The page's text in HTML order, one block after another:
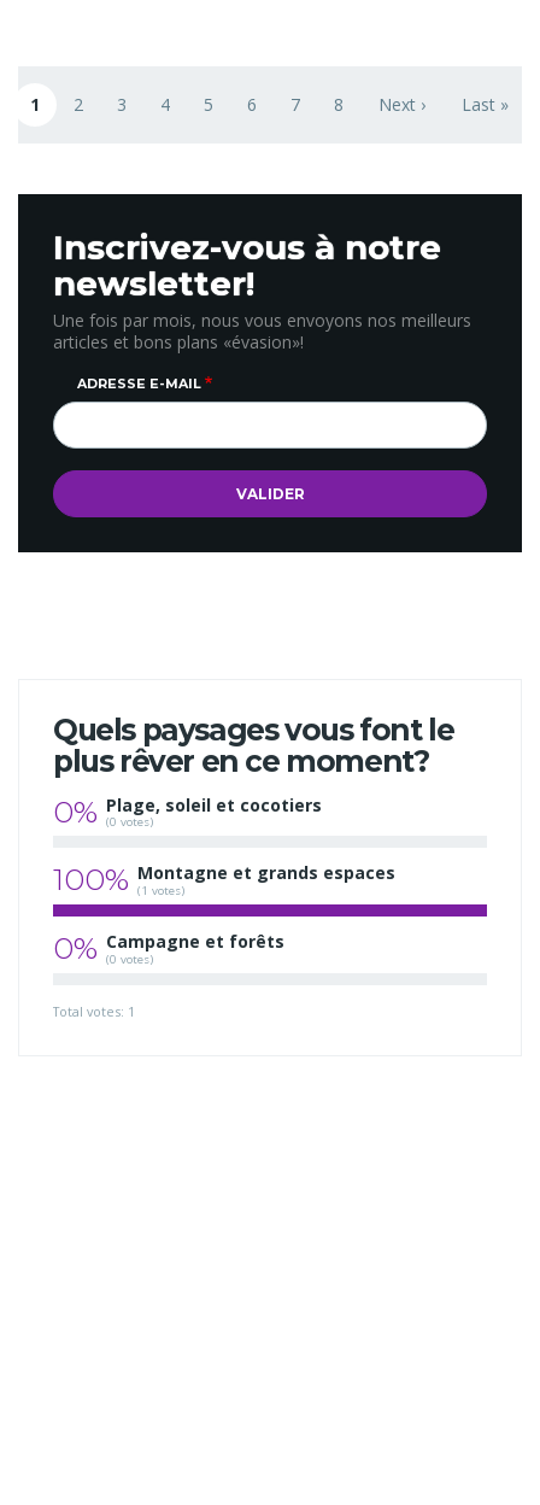
Page courante
1 Page
2 Page
3 Page
4 Page
5 Page
6 Page
7 Page
8 Next page
Next › Last page
Last »
Inscrivez-vous à notre
newsletter!
Une fois par mois, nous vous envoyons nos meilleurs
articles et bons plans «évasion»!
ADRESSE E-MAIL
Quels paysages vous font le
plus rêver en ce moment?
0% Plage, soleil et cocotiers
(0 votes)
100% Montagne et grands espaces
(1 votes)
0% Campagne et forêts
(0 votes)
Total votes: 1